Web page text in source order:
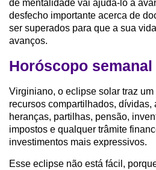
de mentalidade vai ajudá-lo a
desfecho importante acerca de
ser superados para que a sua
avanços.
Horóscopo
Virginiano, o eclipse solar traz
recursos compartilhados, dívidas,
heranças, partilhas, pensão,
impostos e qualquer trâmite
investimentos mais expressivos.
Esse eclipse não está fácil,